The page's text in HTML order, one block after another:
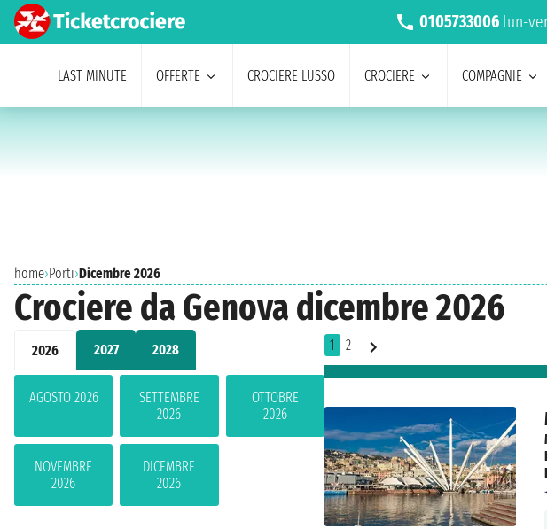
0105733006 lun-
LAST MINUTE OFFERTE CROCIERE LUSSO CROCIERE COMPAGNIE
home›Porti›Dicembre 2026
Crociere da Genova dicembre 2026
2026 2027 2028
AGOSTO 2026
SETTEMBRE
2026
OTTOBRE
2026
NOVEMBRE
2026
DICEMBRE
2026
1 2